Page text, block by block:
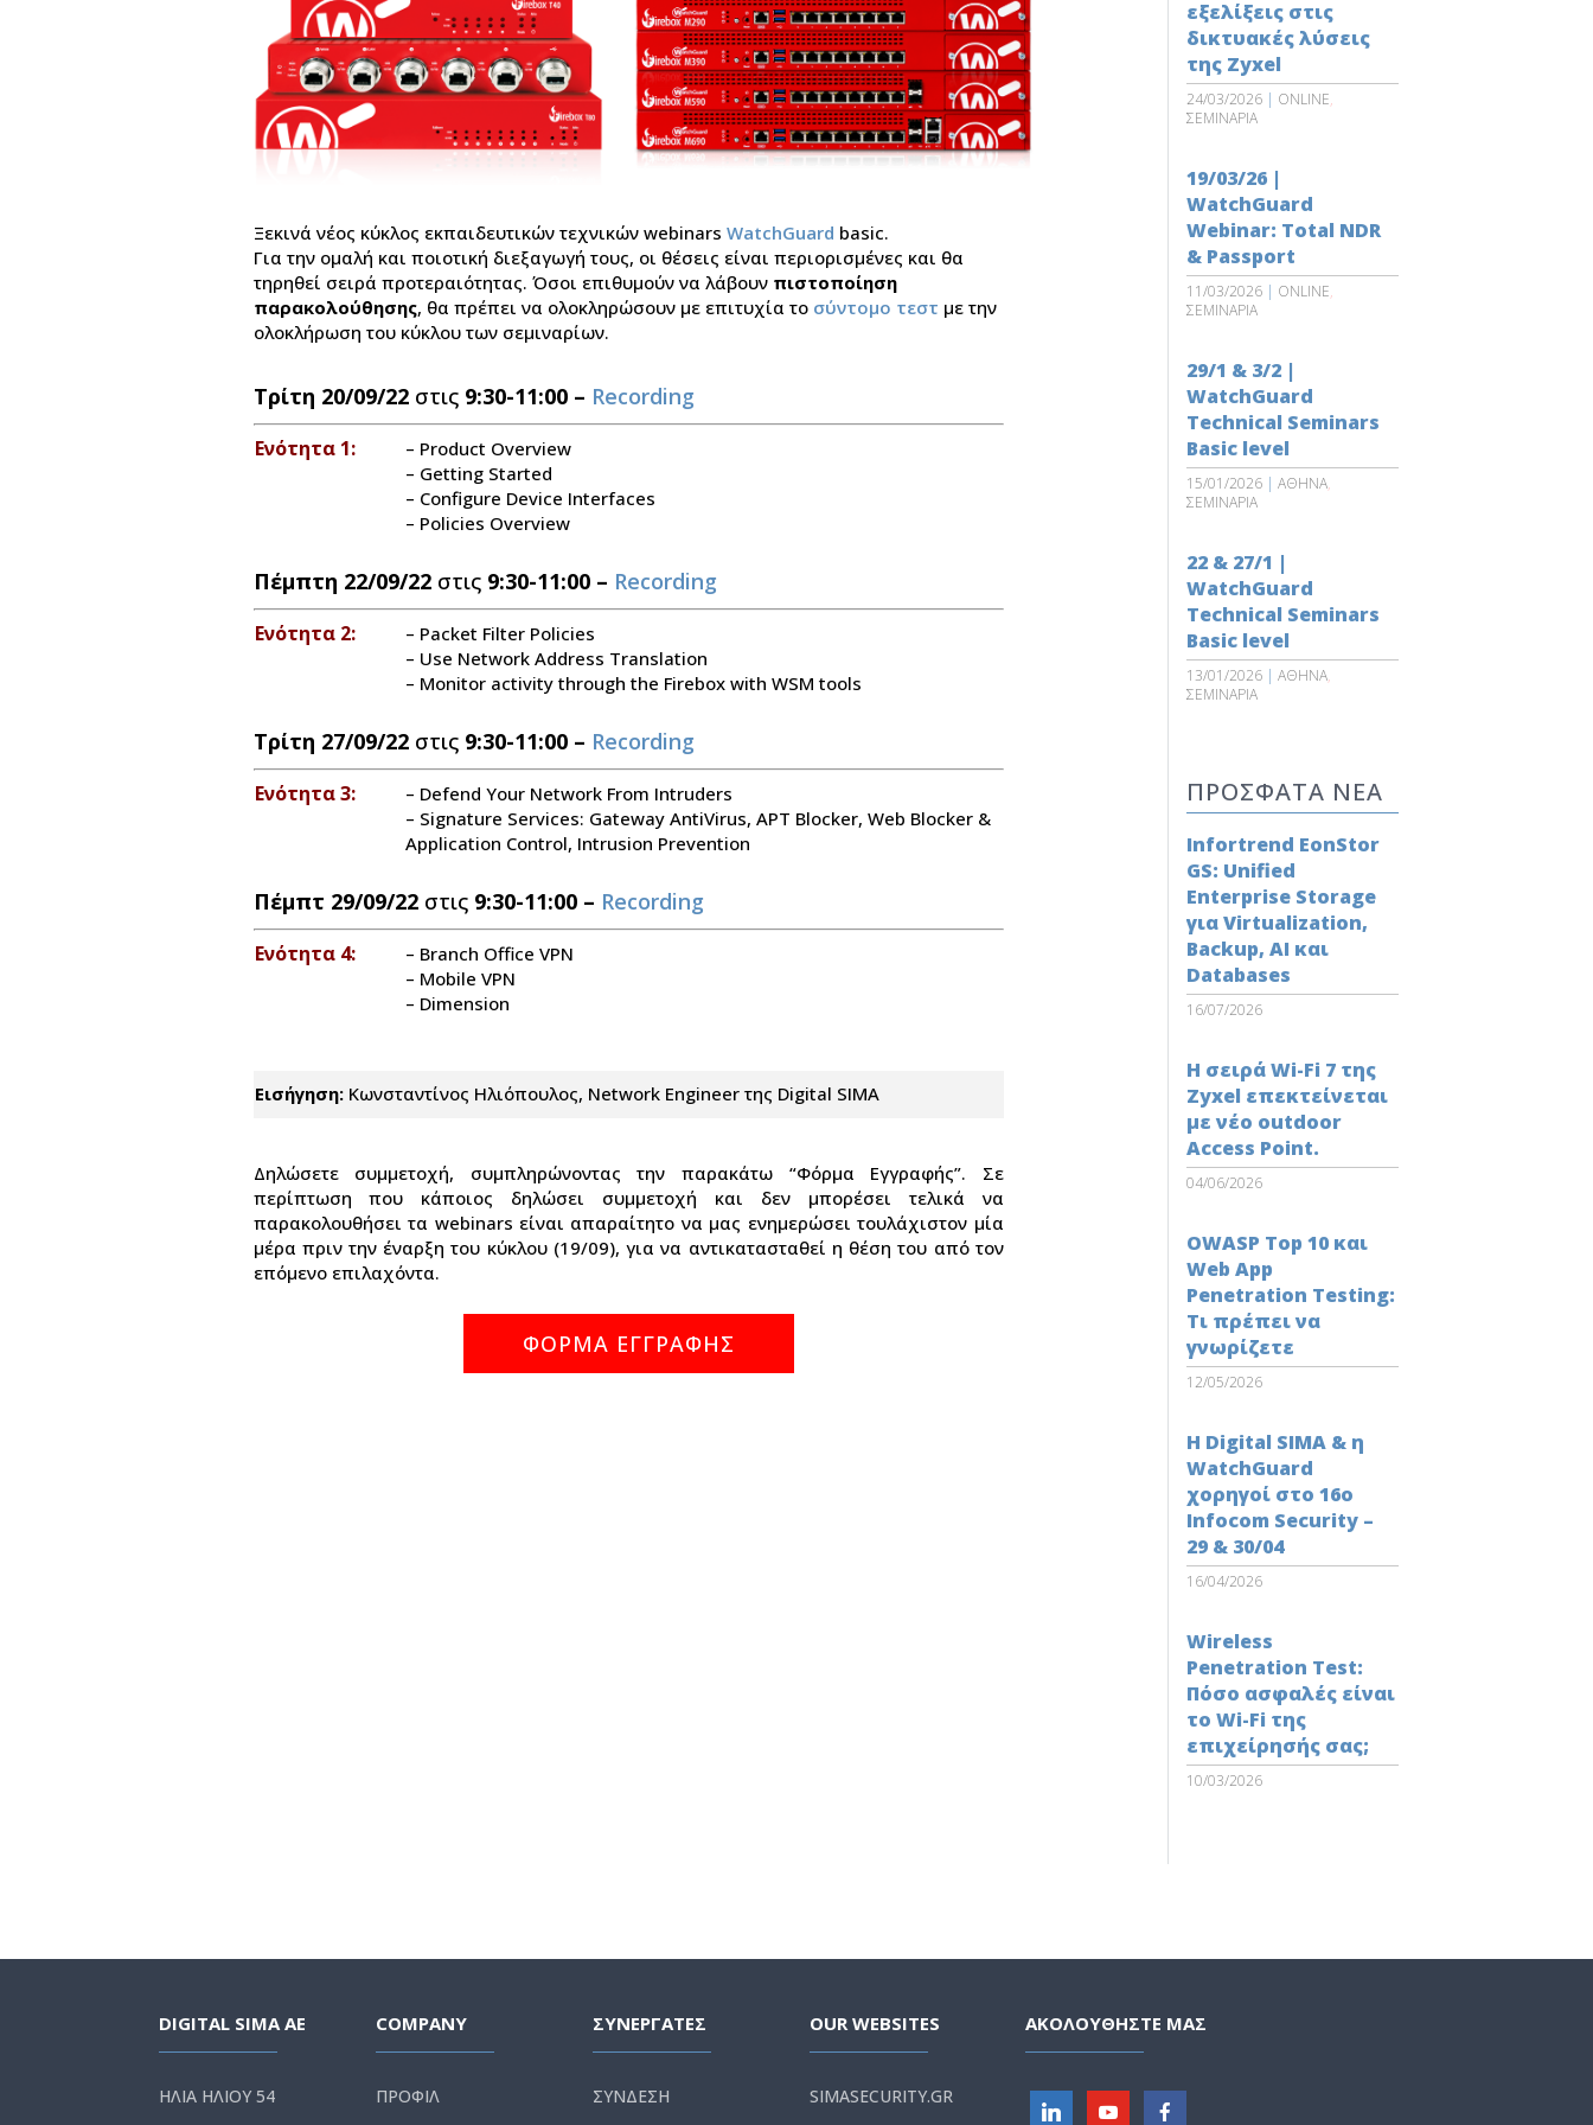
Ξεκινά νέος κύκλος εκπαιδευτικών τεχνικών webinars WatchGuard basic.
Για την ομαλή και ποιοτική διεξαγωγή τους, οι θέσεις είναι περιορισμένες και θα
τηρηθεί σειρά προτεραιότητας. Όσοι επιθυμούν να λάβουν πιστοποίηση
παρακολούθησης, θα πρέπει να ολοκληρώσουν με επιτυχία το σύντομο τεστ με την
ολοκλήρωση του κύκλου των σεμιναρίων.
Τρίτη 20/09/22 στις 9:30-11:00 – Recording
Ενότητα 1:
– Product Overview
– Getting Started
– Configure Device Interfaces
– Policies Overview
Πέμπτη 22/09/22 στις 9:30-11:00 – Recording
Ενότητα 2:
– Packet Filter Policies
– Use Network Address Translation
– Monitor activity through the Firebox with WSM tools
Τρίτη 27/09/22 στις 9:30-11:00 – Recording
Ενότητα 3:
– Defend Your Network From Intruders
– Signature Services: Gateway AntiVirus, APT Blocker, Web Blocker &
Application Control, Intrusion Prevention
Πέμπτ 29/09/22 στις 9:30-11:00 – Recording
Ενότητα 4:
– Branch Office VPN
– Mobile VPN
– Dimension
Εισήγηση:Κωνσταντίνος Ηλιόπουλος, Network Engineer της Digital SIMA
Δηλώσετε συμμετοχή, συμπληρώνοντας την παρακάτω “Φόρμα Εγγραφής”. Σε
περίπτωση που κάποιος δηλώσει συμμετοχή και δεν μπορέσει τελικά να
παρακολουθήσει τα webinars είναι απαραίτητο να μας ενημερώσει τουλάχιστον μία
μέρα πριν την έναρξη του κύκλου (19/09), για να αντικατασταθεί η θέση του από τον
επόμενο επιλαχόντα.
ΦΟΡΜΑ ΕΓΓΡΑΦΗΣ
εξελίξεις στις
δικτυακές λύσεις
της Zyxel
24/03/2026 | ONLINE,
ΣΕΜΙΝΑΡΙΑ
19/03/26 |
WatchGuard
Webinar: Total NDR
& Passport
11/03/2026 | ONLINE,
ΣΕΜΙΝΑΡΙΑ
29/1 & 3/2 |
WatchGuard
Technical Seminars
Basic level
15/01/2026 |ΑΘΗΝΑ,
ΣΕΜΙΝΑΡΙΑ
22 & 27/1 |
WatchGuard
Technical Seminars
Basic level
13/01/2026 |ΑΘΗΝΑ,
ΣΕΜΙΝΑΡΙΑ
ΠΡΟΣΦΑΤΑ ΝΕΑ
Infortrend EonStor
GS: Unified
Enterprise Storage
για Virtualization,
Backup, AI και
Databases
16/07/2026
Η σειρά Wi-Fi 7 της
Zyxel επεκτείνεται
με νέο outdoor
Access Point.
04/06/2026
OWASP Top 10 και
Web App
Penetration Testing:
Τι πρέπει να
γνωρίζετε
12/05/2026
Η Digital SIMA & η
WatchGuard
χορηγοί στο 16ο
Infocom Security –
29 & 30/04
16/04/2026
Wireless
Penetration Test:
Πόσο ασφαλές είναι
το Wi-Fi της
επιχείρησής σας;
10/03/2026
DIGITAL SIMA AE
ΗΛΙΑ ΗΛΙΟΥ 54
COMPANY
ΠΡΟΦΙΛ
ΣΥΝΕΡΓΑΤΕΣ
ΣΥΝΔΕΣΗ
OUR WEBSITES
SIMASECURITY.GR
ΑΚΟΛΟΥΘΗΣΤΕ ΜΑΣ